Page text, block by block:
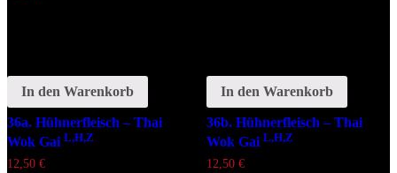
In den Warenkorb
36a. Hühnerfleisch – Thai
Wok Gai L,H,Z
12,50 €
In den Warenkorb
36b. Hühnerfleisch – Thai
Wok Gai L,H,Z
12,50 €